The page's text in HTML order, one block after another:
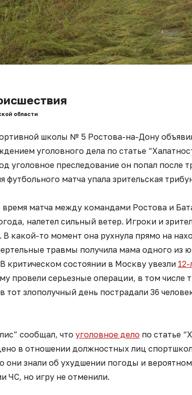
области
школы № 5 Ростова-на-Дону
уголовного дела по статье
уголовное преследование он попал после
футбольного матча упала зрительская
матча между командами Ростова и
налетел сильный ветер. Игроки и
В какой-то момент она рухнула прямо на
травмы получила мама одного из
критическом состоянии в Москву увезли
провели серьезные операции, в том числе
тот злополучный день пострадали 36
сообщал, что уголовное дело по статье
в отношении должностных лиц
они знали об ухудшении погоды и вероятном
ЧС, но игру не отменили.